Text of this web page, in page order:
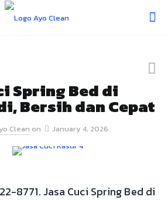
Spring Bed di
Bersih dan Cepat
Clean on January 4, 2026
8771. Jasa Cuci Spring Bed di